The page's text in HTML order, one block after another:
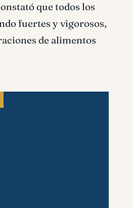
que todos los
fuertes y vigorosos,
de alimentos